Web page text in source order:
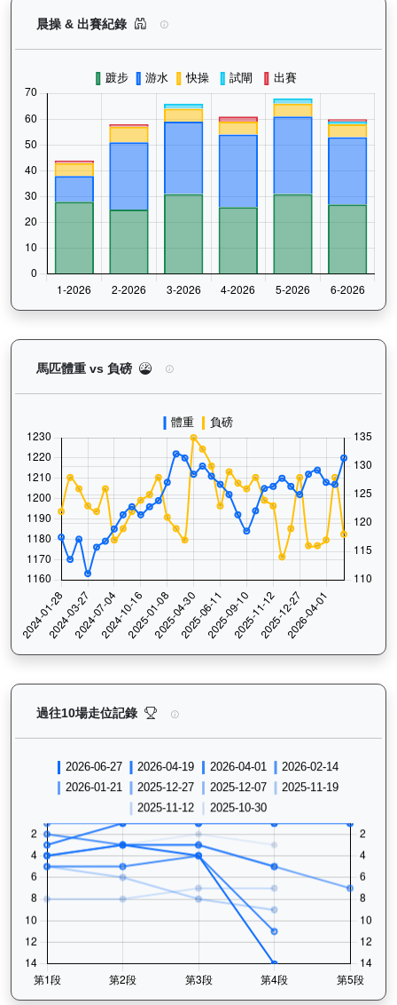
晨操 & 出賽紀錄 領創動力（J058）— 晨操及出賽紀錄圖
馬匹體重 vs 負磅 領創動力（J058）— 馬匹體重與負磅
過往10場走位記錄 領創動力（J058）— 過往走位記錄圖